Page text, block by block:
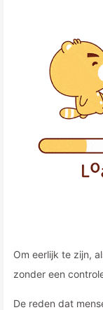
Om eerlijk te zijn,
zonder een
De reden dat